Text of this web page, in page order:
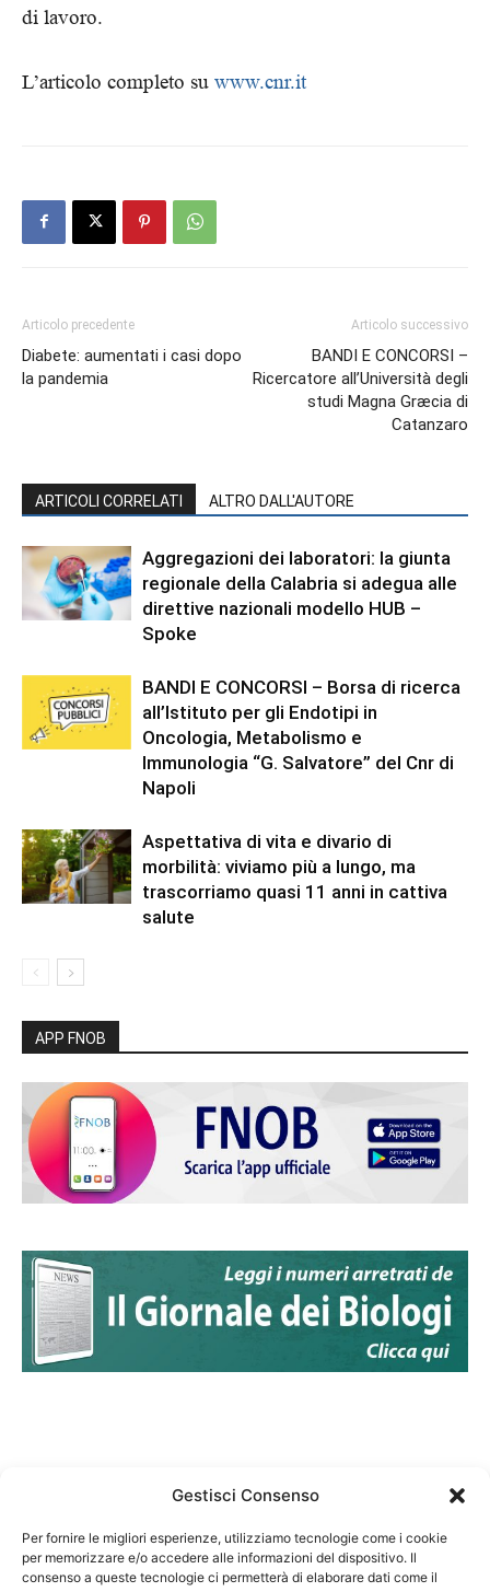
Gestisci Consenso
Per fornire le migliori esperienze, utilizziamo tecnologie come i cookie
per memorizzare e/o accedere alle informazioni del dispositivo. Il
consenso a queste tecnologie ci permetterà di elaborare dati come il
di lavoro.
L’articolo completo su www.cnr.it
Articolo precedente
Diabete: aumentati i casi dopo
la pandemia
Articolo successivo
BANDI E CONCORSI –
Ricercatore all’Università degli
studi Magna Græcia di
Catanzaro
ARTICOLI CORRELATI ALTRO DALL'AUTORE
Aggregazioni dei laboratori: la giunta
regionale della Calabria si adegua alle
direttive nazionali modello HUB –
Spoke
BANDI E CONCORSI – Borsa di ricerca
all’Istituto per gli Endotipi in
Oncologia, Metabolismo e
Immunologia “G. Salvatore” del Cnr di
Napoli
Aspettativa di vita e divario di
morbilità: viviamo più a lungo, ma
trascorriamo quasi 11 anni in cattiva
salute
APP FNOB
Federazione Nazionale Degli Ordini dei Biologi: